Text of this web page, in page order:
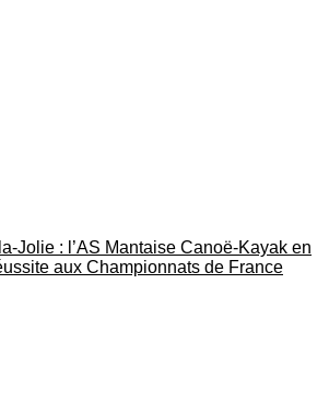
Jolie : l’AS Mantaise Canoë‑Kayak en
aux Championnats de France